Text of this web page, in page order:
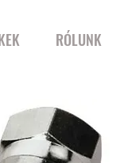
RÓLUNK